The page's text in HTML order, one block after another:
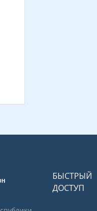
БЫСТРЫЙ
ДОСТУП